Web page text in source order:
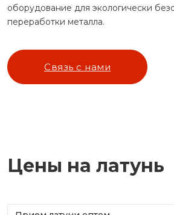
оборудование для экологически
переработки металла.
Связь с нами
Цены на латунь